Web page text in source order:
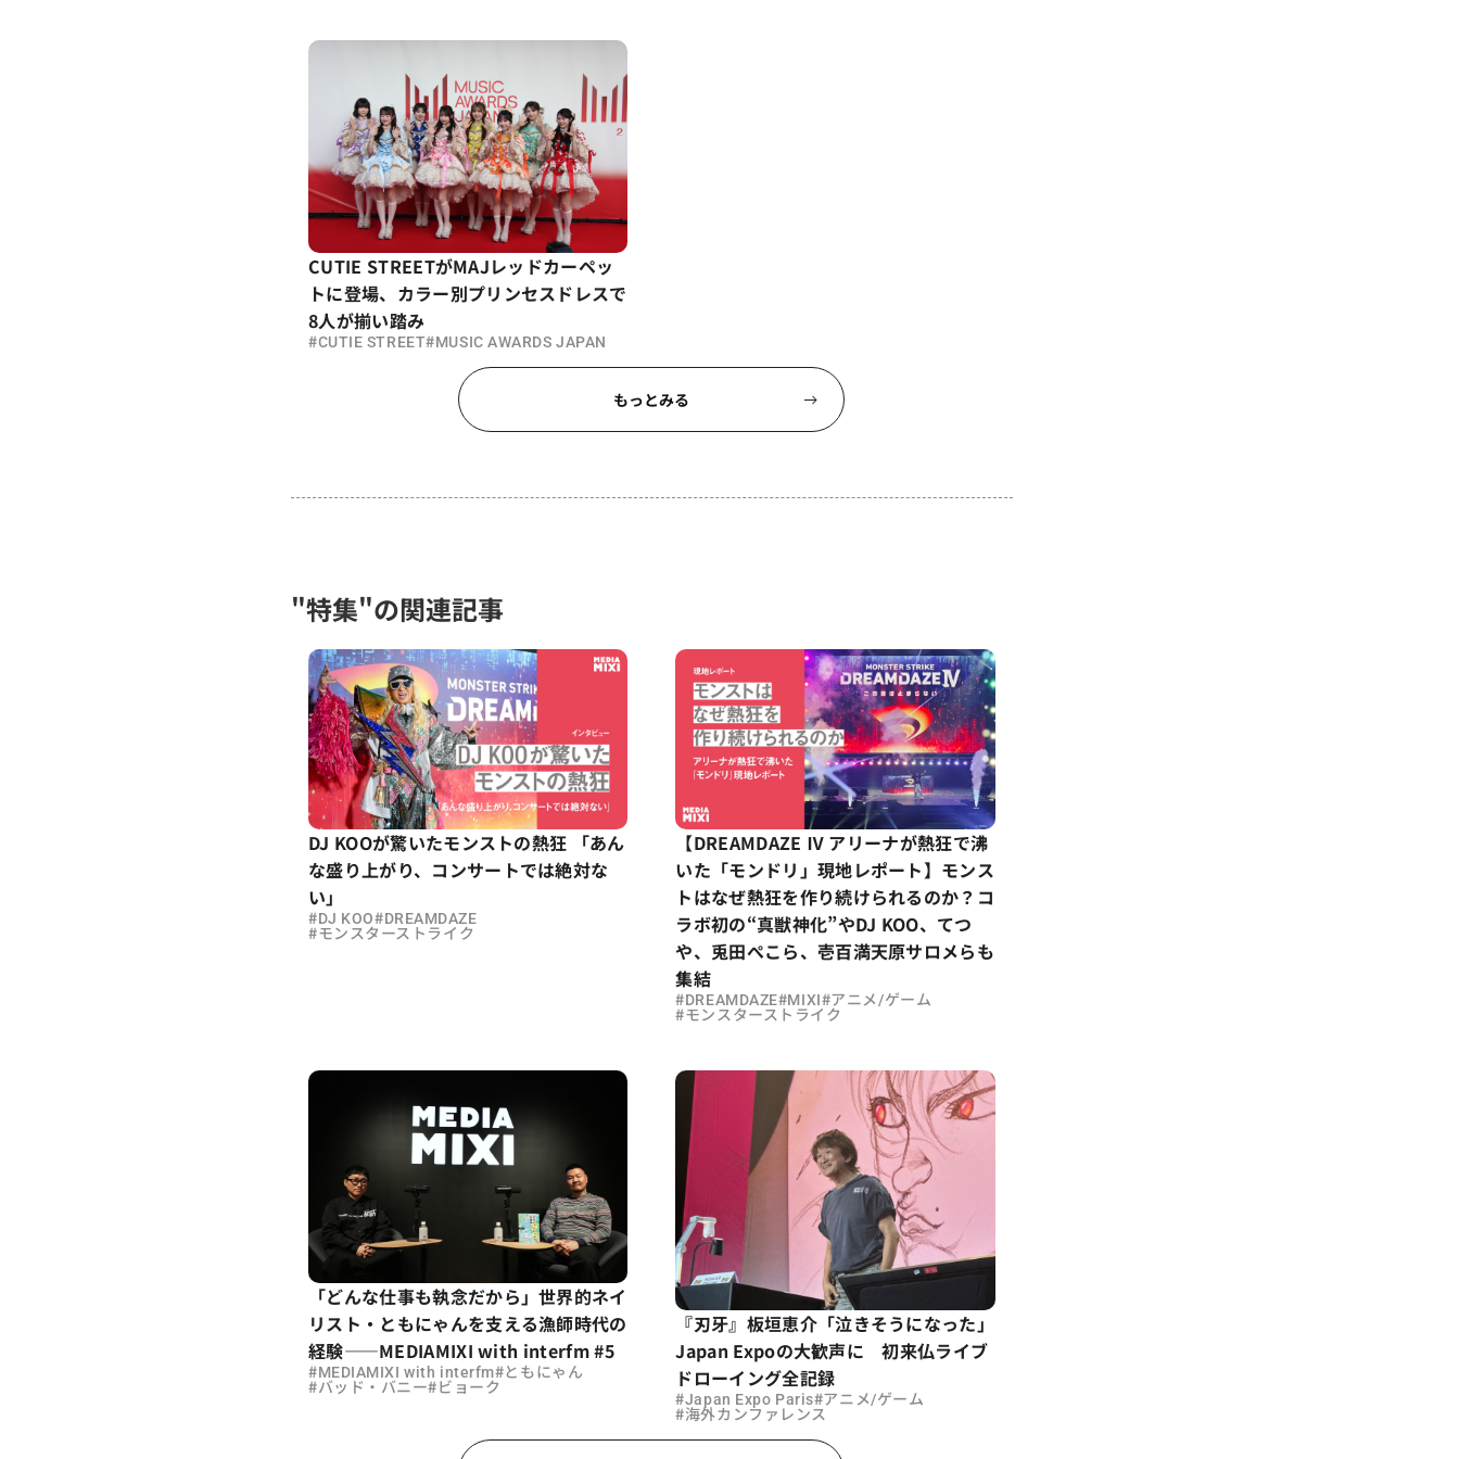
CUTIE STREETがMAJレッドカーペッ
トに登場、カラー別プリンセスドレスで
8人が揃い踏み
#CUTIE STREET#MUSIC AWARDS JAPAN
もっとみる
"特集"の関連記事
DJ KOOが驚いたモンストの熱狂 「あん
な盛り上がり、コンサートでは絶対な
い」
#DJ KOO#DREAMDAZE
#モンスターストライク
【DREAMDAZE Ⅳ アリーナが熱狂で沸
いた「モンドリ」現地レポート】モンス
トはなぜ熱狂を作り続けられるのか？コ
ラボ初の“真獣神化”やDJ KOO、てつ
や、兎田ぺこら、壱百満天原サロメらも
集結
#DREAMDAZE#MIXI#アニメ/ゲーム
#モンスターストライク
「どんな仕事も執念だから」世界的ネイ
リスト・ともにゃんを支える漁師時代の
経験——MEDIAMIXI with interfm #5
#MEDIAMIXI with interfm#ともにゃん
#バッド・バニー# ビョーク
『刃牙』板垣恵介「泣きそうになった」
Japan Expoの大歓声に 初来仏ライブ
ドローイング全記録
#Japan Expo Paris#アニメ/ゲーム
#海外カンファレンス